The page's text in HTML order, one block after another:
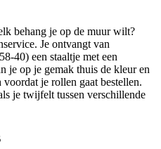
behang je op de muur wilt?
Je ontvangt van
40) een staaltje met een
je op je gemak thuis de kleur en
je rollen gaat bestellen.
je twijfelt tussen verschillende